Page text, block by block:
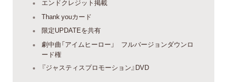
エンドクレジット掲載
Thank youカード
限定UPDATEを共有
劇中曲「アイムヒーロー」 フルバージョンダウンロ
ード権
『ジャスティスプロモーション』DVD